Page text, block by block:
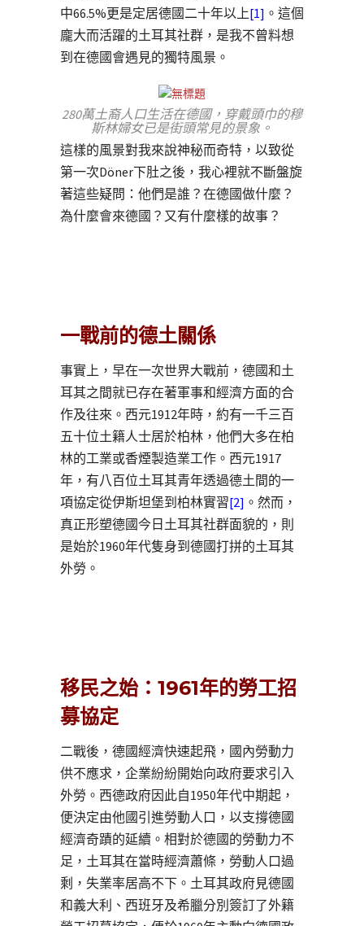
中66.5%更是定居德國二十年以上[1] 。這個
龐大而活躍的土耳其社群，是我不曾料想
到在德國會遇見的獨特風景。
280萬土裔人口生活在德國，穿戴頭巾的穆
斯林婦女已是街頭常見的景象。
這樣的風景對我來說神秘而奇特，以致從
第一次Döner下肚之後，我心裡就不斷盤旋
著這些疑問：他們是誰？在德國做什麼？
為什麼會來德國？又有什麼樣的故事？
一戰前的德土關係
事實上，早在一次世界大戰前，德國和土
耳其之間就已存在著軍事和經濟方面的合
作及往來。西元1912年時，約有一千三百
五十位土籍人士居於柏林，他們大多在柏
林的工業或香煙製造業工作。西元1917
年，有八百位土耳其青年透過德土間的一
項協定從伊斯坦堡到柏林實習[2] 。然而，
真正形塑德國今日土耳其社群面貌的，則
是始於1960年代隻身到德國打拼的土耳其
外勞。
移民之始：1961年的勞工招
募協定
二戰後，德國經濟快速起飛，國內勞動力
供不應求，企業紛紛開始向政府要求引入
外勞。西德政府因此自1950年代中期起，
便決定由他國引進勞動人口，以支撐德國
經濟奇蹟的延續。相對於德國的勞動力不
足，土耳其在當時經濟蕭條，勞動人口過
剩，失業率居高不下。土耳其政府見德國
和義大利、西班牙及希臘分別簽訂了外籍